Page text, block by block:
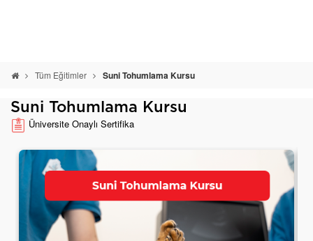
Tüm Eğitimler Suni Tohumlama Kursu
Suni Tohumlama Kursu
Üniversite Onaylı Sertifika